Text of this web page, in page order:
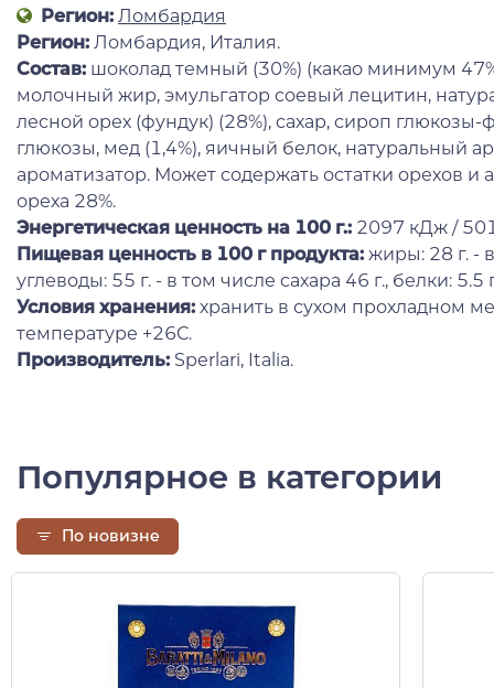
Регион: Ломбардия
Регион: Ломбардия, Италия.
Состав: шоколад темный (30%) (какао минимум
молочный жир, эмульгатор соевый лецитин,
лесной орех (фундук) (28%), сахар, сироп
глюкозы, мед (1,4%), яичный белок, натуральный
ароматизатор. Может содержать остатки орехов и
ореха 28%.
Энергетическая ценность на 100 г.: 2097 кДж /
Пищевая ценность в 100 г продукта: жиры: 28 г. -
углеводы: 55 г. - в том числе сахара 46 г., белки: 5.5
Условия хранения: хранить в сухом прохладном
температуре +26С.
Производитель: Sperlari, Italia.
Популярное в категории
По новизне